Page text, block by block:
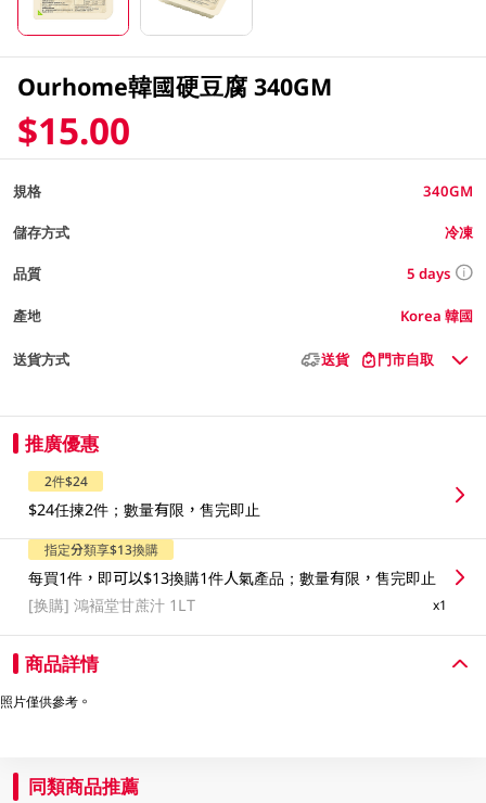
Ourhome韓國硬豆腐 340GM
$15.00
規格 340GM
儲存方式 冷凍
品質 5 days
產地 Korea 韓國
送貨方式 送貨 門市自取
推廣優惠
2件$24
$24任揀2件；數量有限，售完即止
指定分類享$13換購
每買1件，即可以$13換購1件人氣產品；數量有限，售完即止
[换購]鴻褔堂甘蔗汁 1LT x1
商品詳情
照片僅供參考。
同類商品推薦